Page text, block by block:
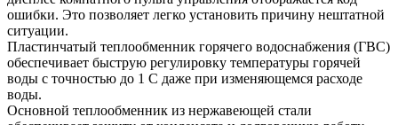
ошибки. Это позволяет легко установить причину нештатной
ситуации.
Пластинчатый теплообменник горячего водоснабжения (ГВС)
обеспечивает быструю регулировку температуры горячей
воды с точностью до 1 C даже при изменяющемся расходе
воды.
Основной теплообменник из нержавеющей стали